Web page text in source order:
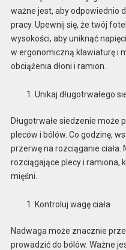
ważne jest, aby odpowiednio
pracy. Upewnij się, że twój
wysokości, aby uniknąć
w ergonomiczną klawiaturę i
obciążenia dłoni i ramion.
Unikaj długotrwałego
Długotrwałe siedzenie może
pleców i bólów. Co godzinę,
przerwę na rozciąganie
rozciągające plecy i ramiona,
mięśni.
Kontroluj wagę ciała
Nadwaga może znacznie
prowadzić do bólów. Ważne